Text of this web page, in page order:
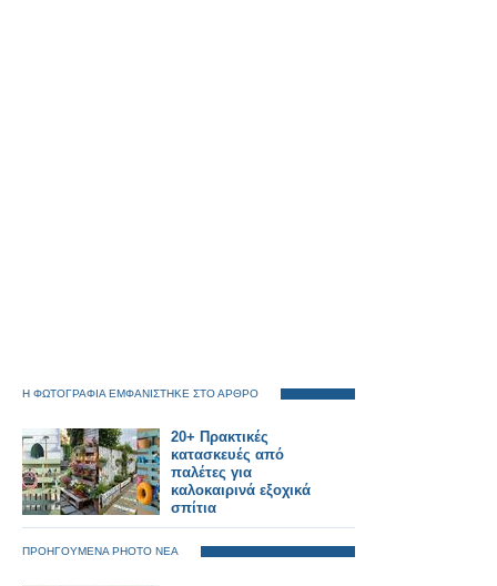
Η ΦΩΤΟΓΡΑΦΙΑ ΕΜΦΑΝΙΣΤΗΚΕ ΣΤΟ ΑΡΘΡΟ
20+ Πρακτικές
κατασκευές από
παλέτες για
καλοκαιρινά εξοχικά
σπίτια
ΠΡΟΗΓΟΥΜΕΝΑ PHOTO ΝΕΑ